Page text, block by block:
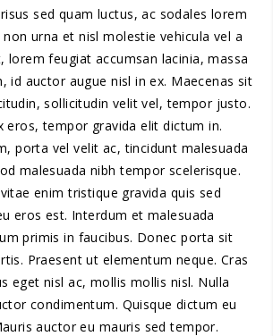
sed quam luctus, ac sodales lorem
urna et nisl molestie vehicula vel a
lorem feugiat accumsan lacinia, massa
id auctor augue nisl in ex. Maecenas sit
sollicitudin velit vel, tempor justo.
eros, tempor gravida elit dictum in.
porta vel velit ac, tincidunt malesuada
malesuada nibh tempor scelerisque.
enim tristique gravida quis sed
eros est. Interdum et malesuada
primis in faucibus. Donec porta sit
Praesent ut elementum neque. Cras
eget nisl ac, mollis mollis nisl. Nulla
condimentum. Quisque dictum eu
auctor eu mauris sed tempor.